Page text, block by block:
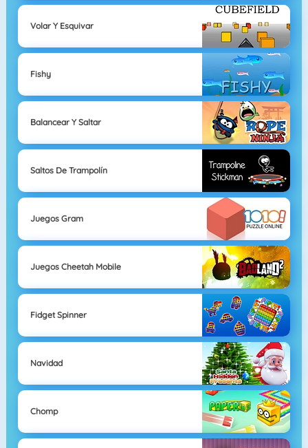
Volar Y Esquivar
Fishy
Balancear Y Saltar
Saltos De Trampolín
Juegos Gram
Juegos Cheetah Mobile
Fidget Spinner
Navidad
Chomp